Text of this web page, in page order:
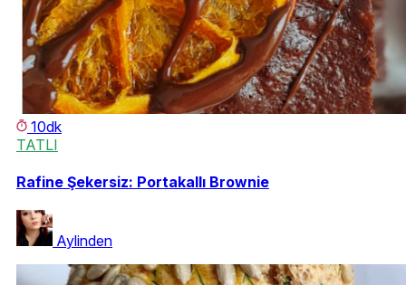
10dk
TATLI
Rafine Şekersiz: Portakallı Brownie
Aylinden